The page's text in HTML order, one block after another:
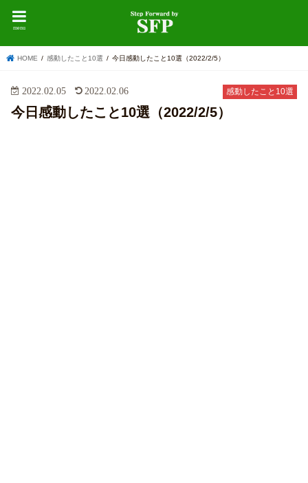
menu
HOME 感動したこと10選 今日感動したこと10選（2022/2/5）
感動したこと10選
2022.02.05 2022.02.06
今日感動したこと10選（2022/2/5）